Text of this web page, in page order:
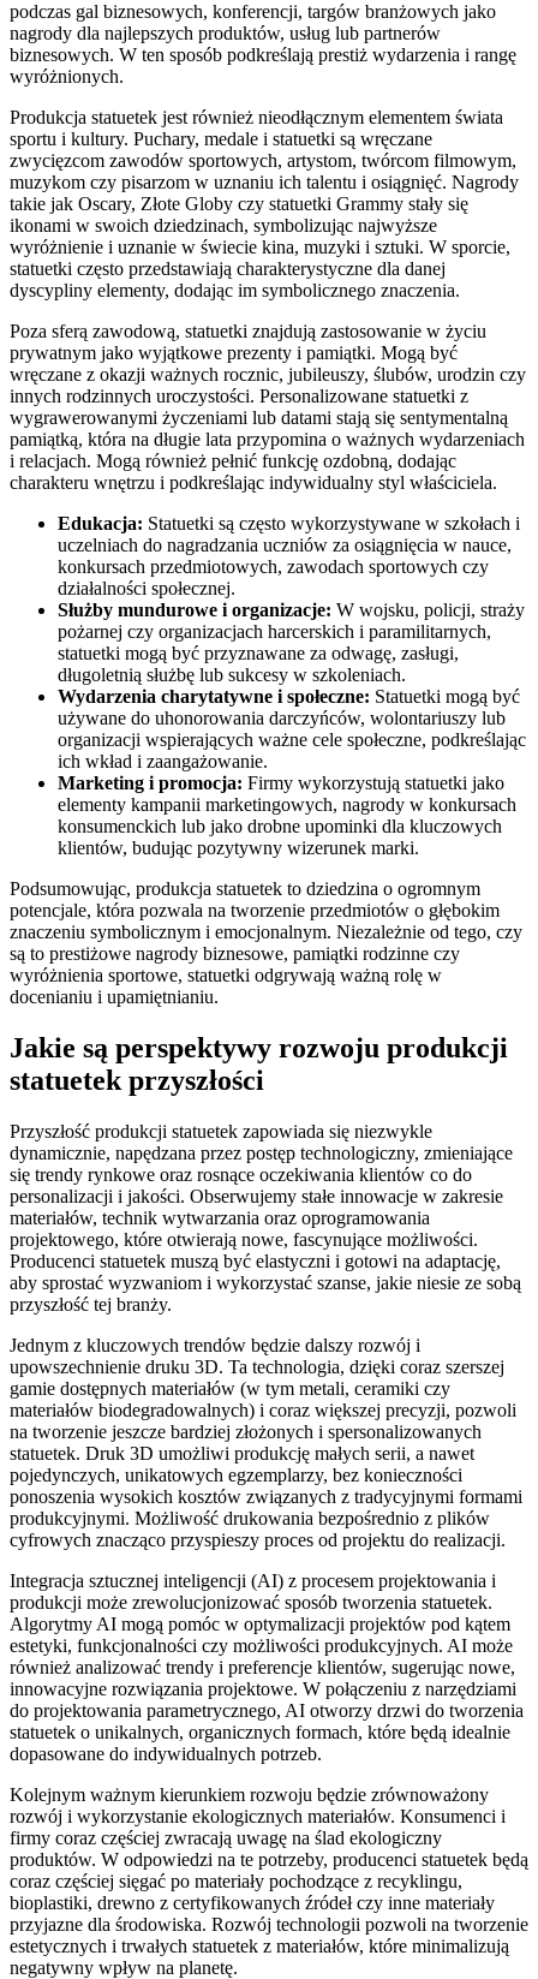
podczas gal biznesowych, konferencji, targów branżowych jako
nagrody dla najlepszych produktów, usług lub partnerów
biznesowych. W ten sposób podkreślają prestiż wydarzenia i rangę
wyróżnionych.
Produkcja statuetek jest również nieodłącznym elementem świata
sportu i kultury. Puchary, medale i statuetki są wręczane
zwycięzcom zawodów sportowych, artystom, twórcom filmowym,
muzykom czy pisarzom w uznaniu ich talentu i osiągnięć. Nagrody
takie jak Oscary, Złote Globy czy statuetki Grammy stały się
ikonami w swoich dziedzinach, symbolizując najwyższe
wyróżnienie i uznanie w świecie kina, muzyki i sztuki. W sporcie,
statuetki często przedstawiają charakterystyczne dla danej
dyscypliny elementy, dodając im symbolicznego znaczenia.
Poza sferą zawodową, statuetki znajdują zastosowanie w życiu
prywatnym jako wyjątkowe prezenty i pamiątki. Mogą być
wręczane z okazji ważnych rocznic, jubileuszy, ślubów, urodzin czy
innych rodzinnych uroczystości. Personalizowane statuetki z
wygrawerowanymi życzeniami lub datami stają się sentymentalną
pamiątką, która na długie lata przypomina o ważnych wydarzeniach
i relacjach. Mogą również pełnić funkcję ozdobną, dodając
charakteru wnętrzu i podkreślając indywidualny styl właściciela.
Edukacja: Statuetki są często wykorzystywane w szkołach i
uczelniach do nagradzania uczniów za osiągnięcia w nauce,
konkursach przedmiotowych, zawodach sportowych czy
działalności społecznej.
Służby mundurowe i organizacje: W wojsku, policji, straży
pożarnej czy organizacjach harcerskich i paramilitarnych,
statuetki mogą być przyznawane za odwagę, zasługi,
długoletnią służbę lub sukcesy w szkoleniach.
Wydarzenia charytatywne i społeczne: Statuetki mogą być
używane do uhonorowania darczyńców, wolontariuszy lub
organizacji wspierających ważne cele społeczne, podkreślając
ich wkład i zaangażowanie.
Marketing i promocja: Firmy wykorzystują statuetki jako
elementy kampanii marketingowych, nagrody w konkursach
konsumenckich lub jako drobne upominki dla kluczowych
klientów, budując pozytywny wizerunek marki.
Podsumowując, produkcja statuetek to dziedzina o ogromnym
potencjale, która pozwala na tworzenie przedmiotów o głębokim
znaczeniu symbolicznym i emocjonalnym. Niezależnie od tego, czy
są to prestiżowe nagrody biznesowe, pamiątki rodzinne czy
wyróżnienia sportowe, statuetki odgrywają ważną rolę w
docenianiu i upamiętnianiu.
Jakie są perspektywy rozwoju produkcji
statuetek przyszłości
Przyszłość produkcji statuetek zapowiada się niezwykle
dynamicznie, napędzana przez postęp technologiczny, zmieniające
się trendy rynkowe oraz rosnące oczekiwania klientów co do
personalizacji i jakości. Obserwujemy stałe innowacje w zakresie
materiałów, technik wytwarzania oraz oprogramowania
projektowego, które otwierają nowe, fascynujące możliwości.
Producenci statuetek muszą być elastyczni i gotowi na adaptację,
aby sprostać wyzwaniom i wykorzystać szanse, jakie niesie ze sobą
przyszłość tej branży.
Jednym z kluczowych trendów będzie dalszy rozwój i
upowszechnienie druku 3D. Ta technologia, dzięki coraz szerszej
gamie dostępnych materiałów (w tym metali, ceramiki czy
materiałów biodegradowalnych) i coraz większej precyzji, pozwoli
na tworzenie jeszcze bardziej złożonych i spersonalizowanych
statuetek. Druk 3D umożliwi produkcję małych serii, a nawet
pojedynczych, unikatowych egzemplarzy, bez konieczności
ponoszenia wysokich kosztów związanych z tradycyjnymi formami
produkcyjnymi. Możliwość drukowania bezpośrednio z plików
cyfrowych znacząco przyspieszy proces od projektu do realizacji.
Integracja sztucznej inteligencji (AI) z procesem projektowania i
produkcji może zrewolucjonizować sposób tworzenia statuetek.
Algorytmy AI mogą pomóc w optymalizacji projektów pod kątem
estetyki, funkcjonalności czy możliwości produkcyjnych. AI może
również analizować trendy i preferencje klientów, sugerując nowe,
innowacyjne rozwiązania projektowe. W połączeniu z narzędziami
do projektowania parametrycznego, AI otworzy drzwi do tworzenia
statuetek o unikalnych, organicznych formach, które będą idealnie
dopasowane do indywidualnych potrzeb.
Kolejnym ważnym kierunkiem rozwoju będzie zrównoważony
rozwój i wykorzystanie ekologicznych materiałów. Konsumenci i
firmy coraz częściej zwracają uwagę na ślad ekologiczny
produktów. W odpowiedzi na te potrzeby, producenci statuetek będą
coraz częściej sięgać po materiały pochodzące z recyklingu,
bioplastiki, drewno z certyfikowanych źródeł czy inne materiały
przyjazne dla środowiska. Rozwój technologii pozwoli na tworzenie
estetycznych i trwałych statuetek z materiałów, które minimalizują
negatywny wpływ na planetę.